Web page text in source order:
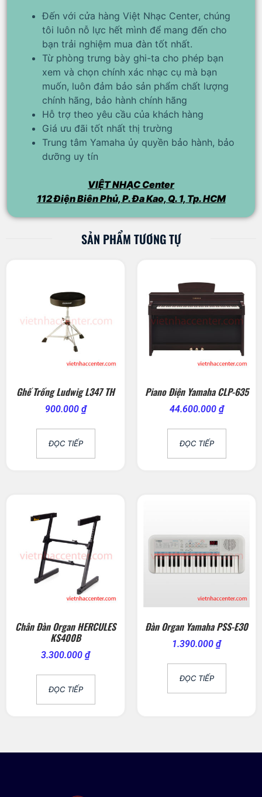
Đến với cửa hàng Việt Nhạc Center, chúng
tôi luôn nỗ lực hết mình để mang đến cho
bạn trải nghiệm mua đàn tốt nhất.
Từ phòng trưng bày ghi-ta cho phép bạn
xem và chọn chính xác nhạc cụ mà bạn
muốn, luôn đảm bảo sản phẩm chất lượng
chính hãng, bảo hành chính hãng
Hỗ trợ theo yêu cầu của khách hàng
Giá ưu đãi tốt nhất thị trường
Trung tâm Yamaha ủy quyền bảo hành, bảo
dưỡng uy tín
VIỆT NHẠC Center
112 Điện Biên Phủ, P. Đa Kao, Q. 1, Tp. HCM
SẢN PHẨM TƯƠNG TỰ
Ghế Trống Ludwig L347 TH
900.000 ₫
ĐỌC TIẾP
Piano Điện Yamaha CLP-635
44.600.000 ₫
ĐỌC TIẾP
Chân Đàn Organ HERCULES
KS400B
3.300.000 ₫
ĐỌC TIẾP
Đàn Organ Yamaha PSS-E30
1.390.000 ₫
ĐỌC TIẾP